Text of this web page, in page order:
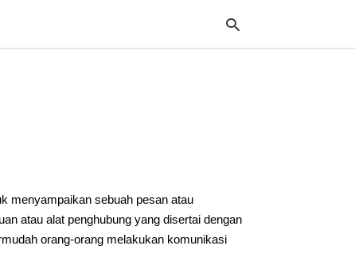
menyampaikan sebuah pesan atau
atau alat penghubung yang disertai dengan
orang-orang melakukan komunikasi